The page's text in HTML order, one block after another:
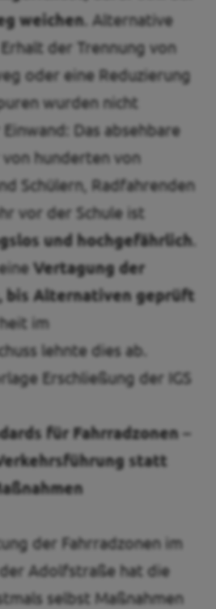
weichen. Alternative
der Trennung von
oder eine Reduzierung
wurden nicht
Das absehbare
hunderten von
Schülern, Radfahrenden
vor der Schule ist
und hochgefährlich.
Vertagung der
bis Alternativen geprüft
im
lehnte dies ab.
Erschließung der IGS
für Fahrradzonen –
statt
der Fahrradzonen im
Adolfstraße hat die
selbst Maßnahmen